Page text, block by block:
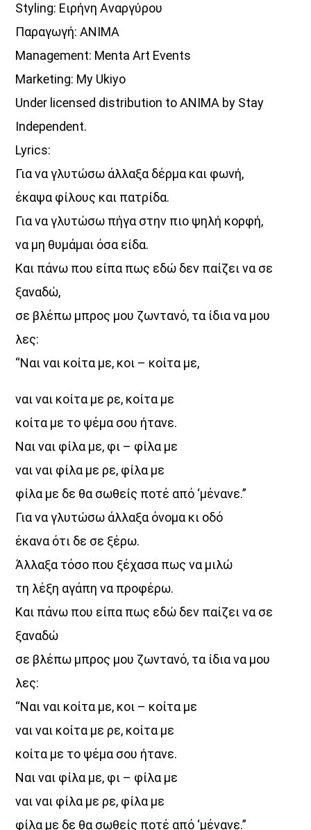
Styling: Ειρήνη Αναργύρου
Παραγωγή: ANIMA
Management: Menta Art Events
Marketing: My Ukiyo
Under licensed distribution to ANIMA by Stay
Independent.
Lyrics:
Για να γλυτώσω άλλαξα δέρμα και φωνή,
έκαψα φίλους και πατρίδα.
Για να γλυτώσω πήγα στην πιο ψηλή κορφή,
να μη θυμάμαι όσα είδα.
Και πάνω που είπα πως εδώ δεν παίζει να σε
ξαναδώ,
σε βλέπω μπρος μου ζωντανό, τα ίδια να μου
λες:
“Ναι ναι κοίτα με, κοι – κοίτα με,
ναι ναι κοίτα με ρε, κοίτα με
κοίτα με το ψέμα σου ήτανε.
Ναι ναι φίλα με, φι – φίλα με
ναι ναι φίλα με ρε, φίλα με
φίλα με δε θα σωθείς ποτέ από ‘μένανε.”
Για να γλυτώσω άλλαξα όνομα κι οδό
έκανα ότι δε σε ξέρω.
Άλλαξα τόσο που ξέχασα πως να μιλώ
τη λέξη αγάπη να προφέρω.
Και πάνω που είπα πως εδώ δεν παίζει να σε
ξαναδώ
σε βλέπω μπρος μου ζωντανό, τα ίδια να μου
λες:
“Ναι ναι κοίτα με, κοι – κοίτα με
ναι ναι κοίτα με ρε, κοίτα με
κοίτα με το ψέμα σου ήτανε.
Ναι ναι φίλα με, φι – φίλα με
ναι ναι φίλα με ρε, φίλα με
φίλα με δε θα σωθείς ποτέ από ‘μένανε.”